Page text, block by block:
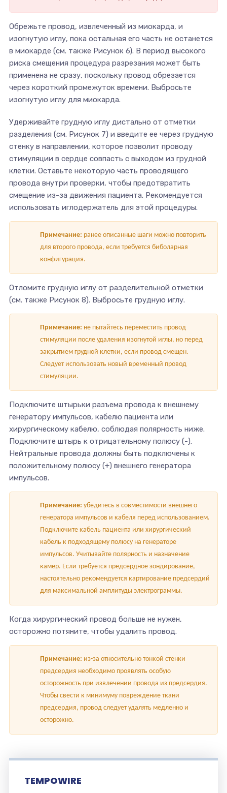
Обрежьте провод, извлеченный из миокарда, и
изогнутую иглу, пока остальная его часть не останется
в миокарде (см. также Рисунок 6). В период высокого
риска смещения процедура разрезания может быть
применена не сразу, поскольку провод обрезается
через короткий промежуток времени. Выбросьте
изогнутую иглу для миокарда.
Удерживайте грудную иглу дистально от отметки
разделения (см. Рисунок 7) и введите ее через грудную
стенку в направлении, которое позволит проводу
стимуляции в сердце совпасть с выходом из грудной
клетки. Оставьте некоторую часть проводящего
провода внутри проверки, чтобы предотвратить
смещение из-за движения пациента. Рекомендуется
использовать иглодержатель для этой процедуры.
Примечание: ранее описанные шаги можно повторить
для второго провода, если требуется биболарная
конфигурация.
Отломите грудную иглу от разделительной отметки
(см. также Рисунок 8). Выбросьте грудную иглу.
Примечание: не пытайтесь переместить провод
стимуляции после удаления изогнутой иглы, но перед
закрытием грудной клетки, если провод смещен.
Следует использовать новый временный провод
стимуляции.
Подключите штырьки разъема провода к внешнему
генератору импульсов, кабелю пациента или
хирургическому кабелю, соблюдая полярность ниже.
Подключите штырь к отрицательному полюсу (-).
Нейтральные провода должны быть подключены к
положительному полюсу (+) внешнего генератора
импульсов.
Примечание: убедитесь в совместимости внешнего
генератора импульсов и кабеля перед использованием.
Подключите кабель пациента или хирургический
кабель к подходящему полюсу на генераторе
импульсов. Учитывайте полярность и назначение
камер. Если требуется предсердное зондирование,
настоятельно рекомендуется картирование предсердий
для максимальной амплитуды электрограммы.
Когда хирургический провод больше не нужен,
осторожно потяните, чтобы удалить провод.
Примечание: из-за относительно тонкой стенки
предсердия необходимо проявлять особую
осторожность при извлечении провода из предсердия.
Чтобы свести к минимуму повреждение ткани
предсердия, провод следует удалять медленно и
осторожно.
TEMPOWIRE